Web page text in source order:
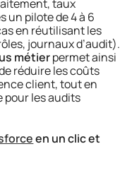
taux
un pilote de 4 à 6
en réutilisant les
journaux d’audit).
métierpermet ainsi
réduire les coûts
client, tout en
les audits
en un clic et